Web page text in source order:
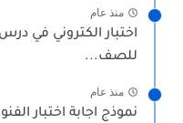
منذ عام
اختبار الكتروني في
للصف...
منذ عام
نموذج اجابة اختبار